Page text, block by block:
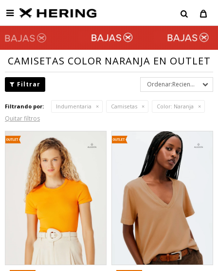

CAMISETAS COLOR NARANJA EN OUTLET
Recientes
Filtrando por: Indumentaria Camisetas Color: Naranja
Quitar filtros